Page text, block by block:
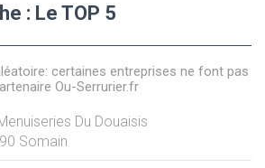
: Le TOP 5
certaines entreprises ne font pas
Ou-Serrurier.fr
Du Douaisis
Somain